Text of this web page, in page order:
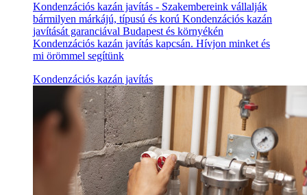
Kondenzációs kazán javítás - Szakembereink vállalják
bármilyen márkájú, típusú és korú Kondenzációs kazán
javítását garanciával Budapest és környékén
Kondenzációs kazán javítás kapcsán. Hívjon minket és
mi örömmel segítünk
Kondenzációs kazán javítás